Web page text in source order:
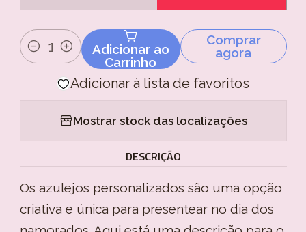
Quantidade
Adicionar ao
Carrinho
Comprar
agora
Adicionar à lista de favoritos
Mostrar stock das localizações
DESCRIÇÃO
Os azulejos personalizados são uma opção
criativa e única para presentear no dia dos